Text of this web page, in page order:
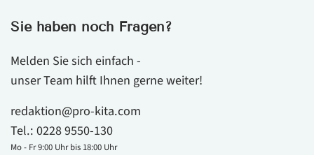
Sie haben noch Fragen?
Melden Sie sich einfach -
unser Team hilft Ihnen gerne weiter!
redaktion@pro-kita.com
Tel.:0228 9550-130
Mo - Fr 9:00 Uhr bis 18:00 Uhr